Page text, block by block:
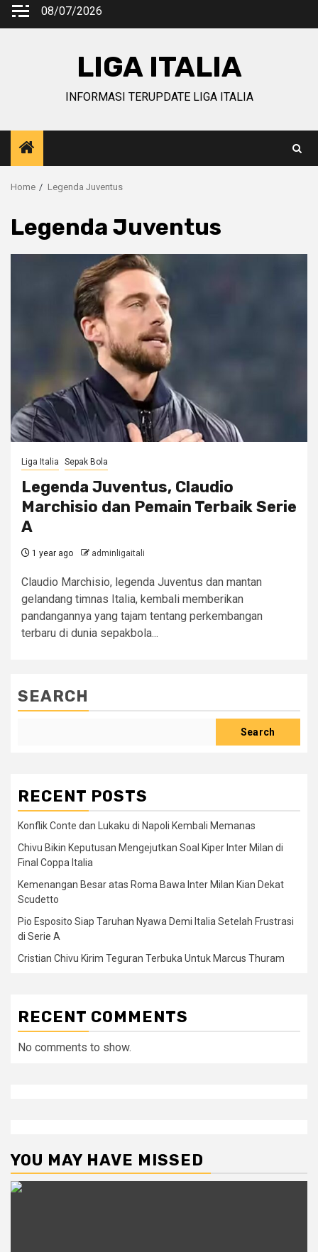
Skip
08/07/2026
LIGA ITALIA
INFORMASI TERUPDATE LIGA ITALIA
Home Legenda Juventus
Legenda Juventus
Liga Italia Sepak Bola
Legenda Juventus, Claudio
Marchisio dan Pemain Terbaik Serie
A
1 year ago adminligaitali
Claudio Marchisio, legenda Juventus dan mantan
gelandang timnas Italia, kembali memberikan
pandangannya yang tajam tentang perkembangan
terbaru di dunia sepakbola...
SEARCH
Search
RECENT POSTS
Konflik Conte dan Lukaku di Napoli Kembali Memanas
Chivu Bikin Keputusan Mengejutkan Soal Kiper Inter Milan di
Final Coppa Italia
Kemenangan Besar atas Roma Bawa Inter Milan Kian Dekat
Scudetto
Pio Esposito Siap Taruhan Nyawa Demi Italia Setelah Frustrasi
di Serie A
Cristian Chivu Kirim Teguran Terbuka Untuk Marcus Thuram
RECENT COMMENTS
No comments to show.
YOU MAY HAVE MISSED